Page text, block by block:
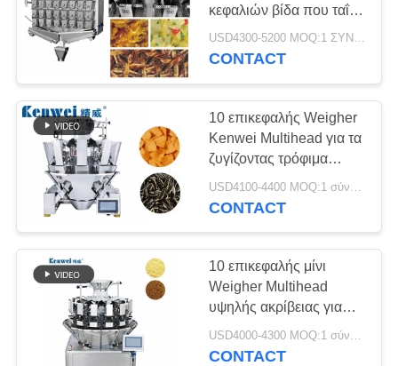
ΕΠΑΦΉ
ΖΗΤΉΣΤΕ
ΈΝΑ
ΑΠΌΣΠΑΣΜΑ
SITEMAP
PRIVACY
POLICY
κεφαλιών βίδα που ταΐζει
3 στρώματα με τη χοάνη
1L
USD4300-5200 MOQ:1 ΣΥΝΟΛΟ
CONTACT
10 επικεφαλής Weigher
Kenwei Multihead για τα
ζυγίζοντας τρόφιμα
πρόχειρων φαγητών
100g
CONTACT
10 επικεφαλής μίνι
Weigher Multihead
υψηλής ακρίβειας για
τους ζυγίζοντας
σπόρους
USD4000-4300 MOQ:1 σύνολο
CONTACT